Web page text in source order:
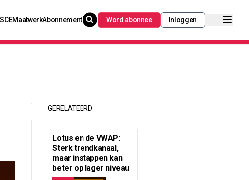
MaatwerkAbonnement Word abonnee Inloggen
GERELATEERD
Lotus en de VWAP:
Sterk trendkanaal,
maar instappen kan
beter op lager niveau